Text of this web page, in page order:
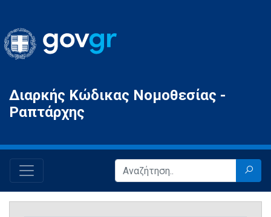
Gov.gr
Διαρκής Κώδικας Νομοθεσίας -
Ραπτάρχης